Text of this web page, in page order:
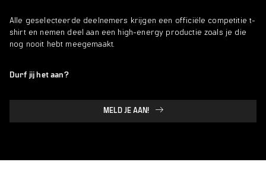
Alle geselecteerde deelnemers krijgen een officiële competitie t-
shirt en nemen deel aan een high-energy productie zoals je die
nog nooit hebt meegemaakt.
Durf jij het aan?
MELD JE AAN!